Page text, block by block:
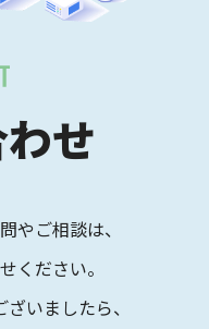
せ
やご相談は、
ください。
いましたら、